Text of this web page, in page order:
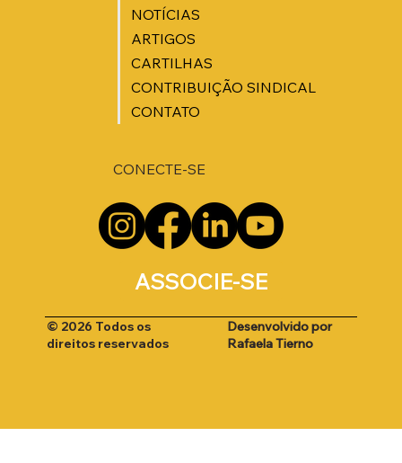
NOTÍCIAS
ARTIGOS
CARTILHAS
CONTRIBUIÇÃO SINDICAL
CONTATO
ASSOCIE-SE
CONECTE-SE
© 2026 Todos os
direitos reservados
Desenvolvido por
Rafaela Tierno